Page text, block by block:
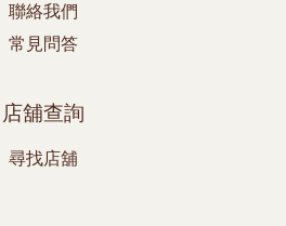
聯絡我們
常見問答
店舖查詢
尋找店舖